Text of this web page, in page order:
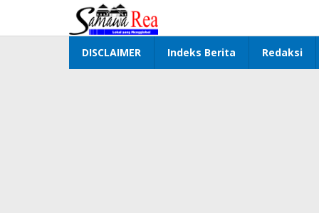
konten
DISCLAIMER Indeks Berita Redaksi